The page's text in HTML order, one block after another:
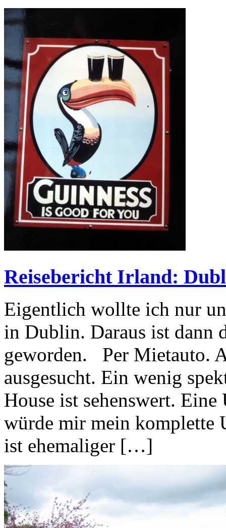
Reisebericht Irland:
Eigentlich wollte ich nur
in Dublin. Daraus ist dann
geworden. Per Mietauto.
ausgesucht. Ein wenig
House ist sehenswert.
würde mir mein komplette
ist ehemaliger […]